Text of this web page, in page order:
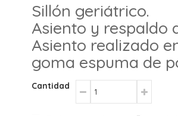
Sillón geriátrico.
Asiento y respaldo
Asiento realizado
goma espuma de
Cantidad